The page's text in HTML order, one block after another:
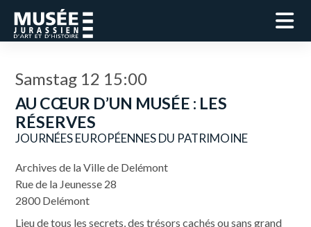
Samstag 12 15:00
AU CŒUR D’UN MUSÉE : LES
RÉSERVES
JOURNÉES EUROPÉENNES DU PATRIMOINE
Archives de la Ville de Delémont
Rue de la Jeunesse 28
2800 Delémont
Lieu de tous les secrets, des trésors cachés ou sans grand